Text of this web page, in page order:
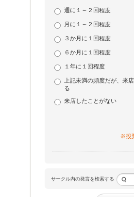
週に１～２回程度
月に１～２回程度
３か月に１回程度
６か月に１回程度
１年に１回程度
上記未満の頻度だが、来
る
来店したことがない
※投
サークル内の発言を検索する